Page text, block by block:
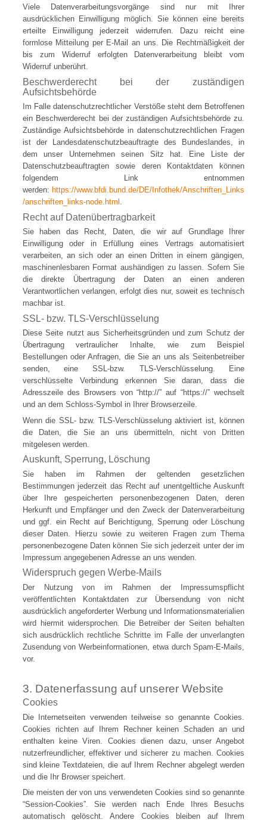
Viele Datenverarbeitungsvorgänge sind nur mit Ihrer
ausdrücklichen Einwilligung möglich. Sie können eine bereits
erteilte Einwilligung jederzeit widerrufen. Dazu reicht eine
formlose Mitteilung per E-Mail an uns. Die Rechtmäßigkeit der
bis zum Widerruf erfolgten Datenverarbeitung bleibt vom
Widerruf unberührt.
Beschwerderecht bei der zuständigen
Aufsichtsbehörde
Im Falle datenschutzrechtlicher Verstöße steht dem Betroffenen
ein Beschwerderecht bei der zuständigen Aufsichtsbehörde zu.
Zuständige Aufsichtsbehörde in datenschutzrechtlichen Fragen
ist der Landesdatenschutzbeauftragte des Bundeslandes, in
dem unser Unternehmen seinen Sitz hat. Eine Liste der
Datenschutzbeauftragten sowie deren Kontaktdaten können
folgendem Link entnommen
werden: https://www.bfdi.bund.de/DE/Infothek/Anschriften_Links
/anschriften_links-node.html .
Recht auf Datenübertragbarkeit
Sie haben das Recht, Daten, die wir auf Grundlage Ihrer
Einwilligung oder in Erfüllung eines Vertrags automatisiert
verarbeiten, an sich oder an einen Dritten in einem gängigen,
maschinenlesbaren Format aushändigen zu lassen. Sofern Sie
die direkte Übertragung der Daten an einen anderen
Verantwortlichen verlangen, erfolgt dies nur, soweit es technisch
machbar ist.
SSL- bzw. TLS-Verschlüsselung
Diese Seite nutzt aus Sicherheitsgründen und zum Schutz der
Übertragung vertraulicher Inhalte, wie zum Beispiel
Bestellungen oder Anfragen, die Sie an uns als Seitenbetreiber
senden, eine SSL-bzw. TLS-Verschlüsselung. Eine
verschlüsselte Verbindung erkennen Sie daran, dass die
Adresszeile des Browsers von “http://” auf “https://” wechselt
und an dem Schloss-Symbol in Ihrer Browserzeile.
Wenn die SSL- bzw. TLS-Verschlüsselung aktiviert ist, können
die Daten, die Sie an uns übermitteln, nicht von Dritten
mitgelesen werden.
Auskunft, Sperrung, Löschung
Sie haben im Rahmen der geltenden gesetzlichen
Bestimmungen jederzeit das Recht auf unentgeltliche Auskunft
über Ihre gespeicherten personenbezogenen Daten, deren
Herkunft und Empfänger und den Zweck der Datenverarbeitung
und ggf. ein Recht auf Berichtigung, Sperrung oder Löschung
dieser Daten. Hierzu sowie zu weiteren Fragen zum Thema
personenbezogene Daten können Sie sich jederzeit unter der im
Impressum angegebenen Adresse an uns wenden.
Widerspruch gegen Werbe-Mails
Der Nutzung von im Rahmen der Impressumspflicht
veröffentlichten Kontaktdaten zur Übersendung von nicht
ausdrücklich angeforderter Werbung und Informationsmaterialien
wird hiermit widersprochen. Die Betreiber der Seiten behalten
sich ausdrücklich rechtliche Schritte im Falle der unverlangten
Zusendung von Werbeinformationen, etwa durch Spam-E-Mails,
vor.
3. Datenerfassung auf unserer Website
Cookies
Die Internetseiten verwenden teilweise so genannte Cookies.
Cookies richten auf Ihrem Rechner keinen Schaden an und
enthalten keine Viren. Cookies dienen dazu, unser Angebot
nutzerfreundlicher, effektiver und sicherer zu machen. Cookies
sind kleine Textdateien, die auf Ihrem Rechner abgelegt werden
und die Ihr Browser speichert.
Die meisten der von uns verwendeten Cookies sind so genannte
“Session-Cookies”. Sie werden nach Ende Ihres Besuchs
automatisch gelöscht. Andere Cookies bleiben auf Ihrem